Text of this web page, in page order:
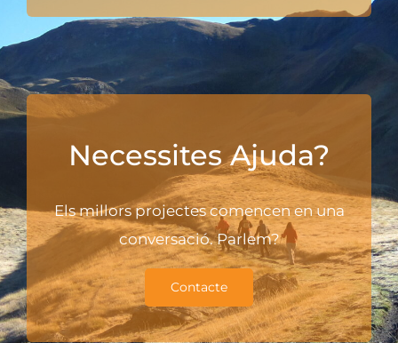
Necessites Ajuda?
Els millors projectes comencen en una
conversació. Parlem?
Contacte